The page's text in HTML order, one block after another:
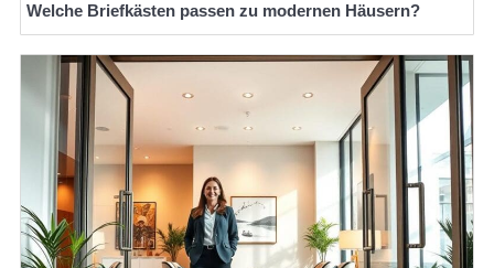
Welche Briefkästen passen zu modernen Häusern?